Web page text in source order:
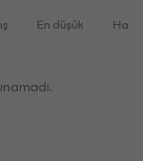
En düşük